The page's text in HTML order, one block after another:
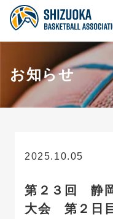
お知らせ
2025.10.05
第２３回 静
大会 第２日